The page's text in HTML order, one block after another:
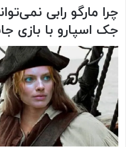
چرا مارگو رابی
جک اسپارو با بازی